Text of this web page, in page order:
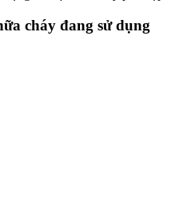
cháy đang sử dụng